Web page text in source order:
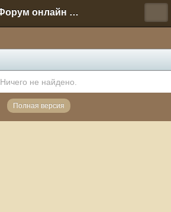
Форум онлайн игры "Новая Эра" (Нюра Биз)
Ничего не найдено.
Полная версия